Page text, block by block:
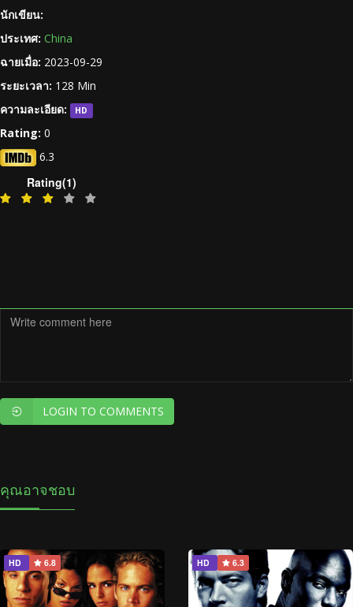
นักเขียน:
ประเทศ: China
ฉายเมื่อ: 2023-09-29
ระยะเวลา: 128 Min
ความละเอียด:
HD
Rating: 0
6.3
Rating(1)
LOGIN TO COMMENTS
คุณอาจชอบ
HD 6.8 HD 6.3